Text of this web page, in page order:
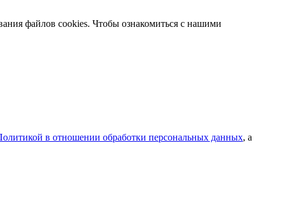
файлов cookies. Чтобы ознакомиться с нашими
в отношении обработки персональных данных, а